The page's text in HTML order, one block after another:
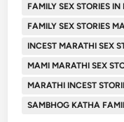
FAMILY SEX STORIES
FAMILY SEX STORIES
INCEST MARATHI SEX
MAMI MARATHI SEX
MARATHI INCEST
SAMBHOG KATHA